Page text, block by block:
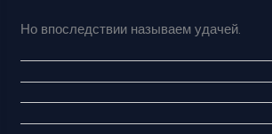
Но впоследствии называем удачей.